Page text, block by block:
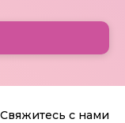
Свяжитесь с нами